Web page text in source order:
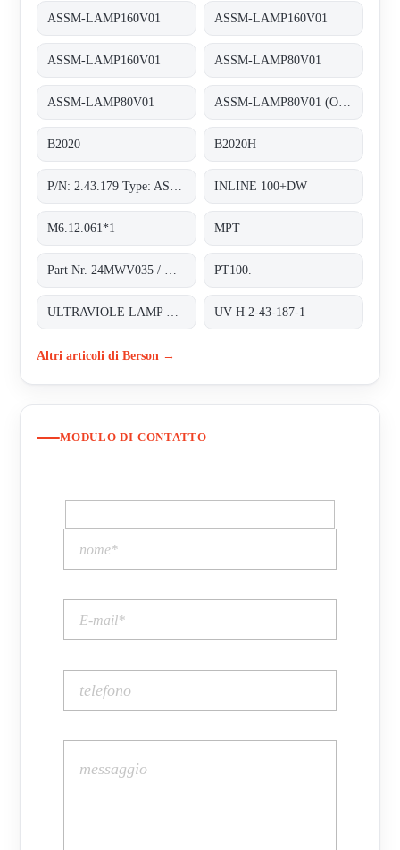
ASSM-LAMP160V01 ASSM-LAMP160V01
ASSM-LAMP160V01 ASSM-LAMP80V01
ASSM-LAMP80V01
B2020 B2020H
INLINE 100+DW
M6.12.061*1 MPT
PT100.
UV H 2-43-187-1
Altri articoli di Berson →
MODULO DI CONTATTO